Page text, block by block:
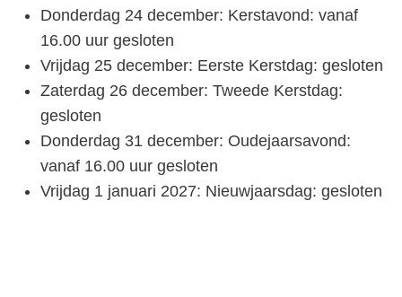
Donderdag 24 december: Kerstavond: vanaf
16.00 uur gesloten
Vrijdag 25 december: Eerste Kerstdag: gesloten
Zaterdag 26 december: Tweede Kerstdag:
gesloten
Donderdag 31 december: Oudejaarsavond:
vanaf 16.00 uur gesloten
Vrijdag 1 januari 2027: Nieuwjaarsdag: gesloten